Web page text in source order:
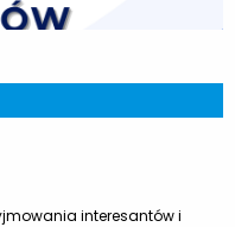
interesantów i